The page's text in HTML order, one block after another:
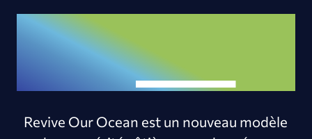
Revive Our Ocean est un nouveau modèle